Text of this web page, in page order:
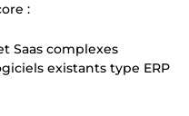
:
Saas complexes
existants type ERP